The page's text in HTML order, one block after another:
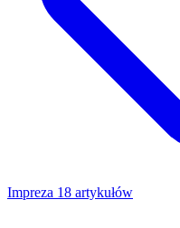
Impreza 18 artykułów